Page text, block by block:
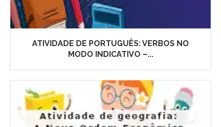
ATIVIDADE DE PORTUGUÊS: VERBOS NO
MODO INDICATIVO –...